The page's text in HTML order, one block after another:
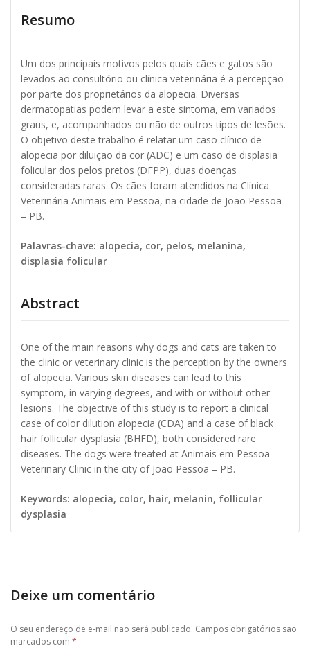
Resumo
Um dos principais motivos pelos quais cães e gatos são
levados ao consultório ou clínica veterinária é a percepção
por parte dos proprietários da alopecia. Diversas
dermatopatias podem levar a este sintoma, em variados
graus, e, acompanhados ou não de outros tipos de lesões.
O objetivo deste trabalho é relatar um caso clínico de
alopecia por diluição da cor (ADC) e um caso de displasia
folicular dos pelos pretos (DFPP), duas doenças
consideradas raras. Os cães foram atendidos na Clínica
Veterinária Animais em Pessoa, na cidade de João Pessoa
– PB.
Palavras-chave: alopecia, cor, pelos, melanina,
displasia folicular
Abstract
One of the main reasons why dogs and cats are taken to
the clinic or veterinary clinic is the perception by the owners
of alopecia. Various skin diseases can lead to this
symptom, in varying degrees, and with or without other
lesions. The objective of this study is to report a clinical
case of color dilution alopecia (CDA) and a case of black
hair follicular dysplasia (BHFD), both considered rare
diseases. The dogs were treated at Animais em Pessoa
Veterinary Clinic in the city of João Pessoa – PB.
Keywords: alopecia, color, hair, melanin, follicular
dysplasia
Deixe um comentário
O seu endereço de e-mail não será publicado. Campos obrigatórios são
marcados com *